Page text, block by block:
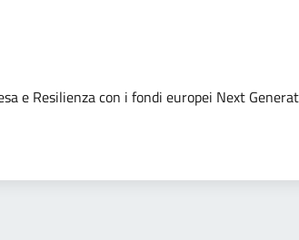
e Resilienza con i fondi europei Next